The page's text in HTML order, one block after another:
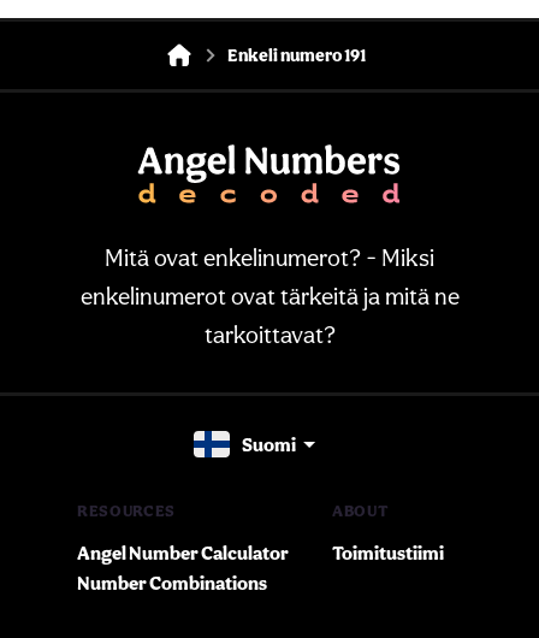
Enkeli numero 191
Mitä ovat enkelinumerot? - Miksi
enkelinumerot ovat tärkeitä ja mitä ne
tarkoittavat?
Suomi
RESOURCES
Angel Number Calculator
Number Combinations
ABOUT
Toimitustiimi